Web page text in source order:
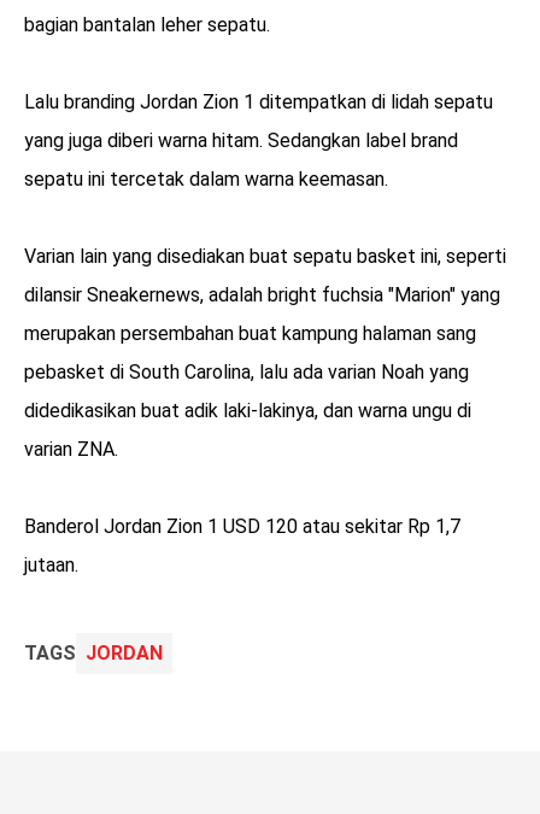
bagian bantalan leher sepatu.
Lalu branding Jordan Zion 1 ditempatkan di lidah sepatu
yang juga diberi warna hitam. Sedangkan label brand
sepatu ini tercetak dalam warna keemasan.
Varian lain yang disediakan buat sepatu basket ini, seperti
dilansir Sneakernews, adalah bright fuchsia "Marion" yang
merupakan persembahan buat kampung halaman sang
pebasket di South Carolina, lalu ada varian Noah yang
didedikasikan buat adik laki-lakinya, dan warna ungu di
varian ZNA.
Banderol Jordan Zion 1 USD 120 atau sekitar Rp 1,7
jutaan.
TAGS JORDAN